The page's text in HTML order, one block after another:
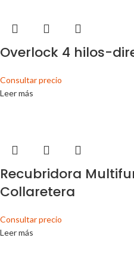
Overlock 4 hilos-
Consultar precio
Leer más
Recubridora
Collaretera
Consultar precio
Leer más